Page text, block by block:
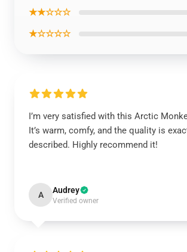
★★☆☆☆
★☆☆☆☆
I’m very satisfied with this Arctic
It’s warm, comfy, and the quality is
described. Highly recommend it!
A Audrey
Verified owner